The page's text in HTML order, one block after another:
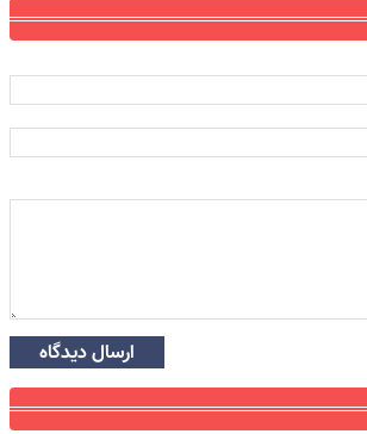
ارسال دیدگاه